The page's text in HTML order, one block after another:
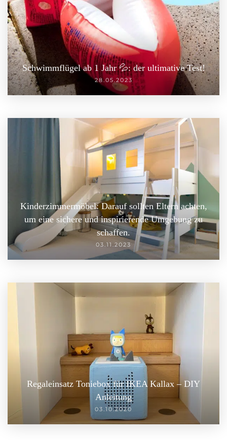
Schwimmflügel ab 1 Jahr 💦: der ultimative Test!
28.05.2023
Kinderzimmermöbel: Darauf sollten Eltern achten,
um eine sichere und inspirierende Umgebung zu
schaffen.
03.11.2023
Regaleinsatz Toniebox für IKEA Kallax – DIY
Anleitung
03.10.2020